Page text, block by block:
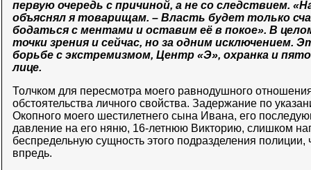
первую очередь с причиной, а не со следствием.
объяснял я товарищам. – Власть будет только
бодаться с ментами и оставим её в покое». В
точки зрения и сейчас, но за одним исключением.
борьбе с экстремизмом, Центр «Э», охранка и
лице.
Толчком для пересмотра моего равнодушного отношения
обстоятельства личного свойства. Задержание по
Окопного моего шестилетнего сына Ивана, его
давление на его няню, 16-летнюю Викторию, слишком
беспредельную сущность этого подразделения полиции,
впредь.